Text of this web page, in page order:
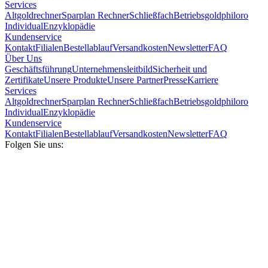
Services
AltgoldrechnerSparplan RechnerSchließfachBetriebsgoldphiloro
IndividualEnzyklopädie
Kundenservice
KontaktFilialenBestellablaufVersandkostenNewsletterFAQ
Über Uns
GeschäftsführungUnternehmensleitbildSicherheit und
ZertifikateUnsere ProdukteUnsere PartnerPresseKarriere
Services
AltgoldrechnerSparplan RechnerSchließfachBetriebsgoldphiloro
IndividualEnzyklopädie
Kundenservice
KontaktFilialenBestellablaufVersandkostenNewsletterFAQ
Folgen Sie uns: